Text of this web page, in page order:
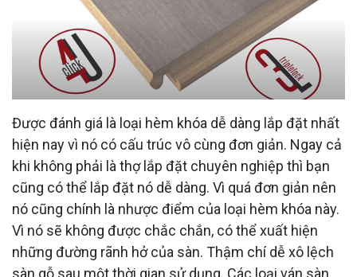
Được đánh giá là loại hèm khóa dễ dàng lắp đặt nhất
hiện nay vì nó có cấu trúc vô cùng đơn giản. Ngay cả
khi không phải là thợ lắp đặt chuyên nghiệp thì bạn
cũng có thể lắp đặt nó dễ dàng. Vì quá đơn giản nên
nó cũng chính là nhược điểm của loại hèm khóa này.
Vì nó sẽ không được chắc chắn, có thể xuất hiện
những đường rãnh hở của sàn. Thậm chí dễ xô lệch
sàn gỗ sau một thời gian sử dụng. Các loại ván sàn